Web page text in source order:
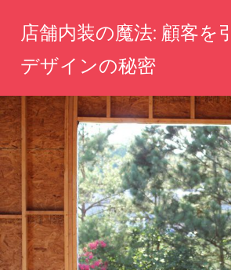
ツ
へ
ス
キ
ッ
プ
店舗内装の魔法: 顧客を
デザインの秘密
つ
か
む
空
を
創
造
し、